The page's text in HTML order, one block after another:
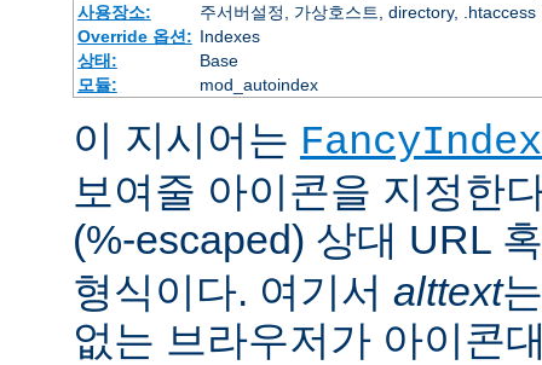
사용장소:
주서버설정, 가상호스트, directory, .htaccess
Override 옵션: Indexes
상태:
Base
모듈:
mod_autoindex
이 지시어는
보여줄 아이콘을 지정한
(%-escaped) 상대 URL
형식이다. 여기서 alttext
없는 브라우저가 아이콘